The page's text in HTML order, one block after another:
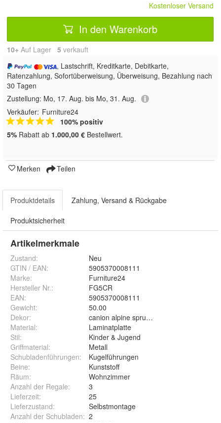
Kostenloser Versand
In den Warenkorb
10+ Auf Lager 5 verkauft
, Lastschrift, Kreditkarte, Debitkarte,
Ratenzahlung, Sofortüberweisung, Überweisung, Bezahlung nach
30 Tagen
Zustellung: Mo, 17. Aug. bis Mo, 31. Aug.
Verkäufer: Furniture24
100% positiv
5% Rabatt ab 1.000,00 € Bestellwert.
Merken Teilen
Produktdetails Zahlung, Versand & Rückgabe
Produktsicherheit
Artikelmerkmale
Zustand:
Neu
GTIN / EAN:
5905370008111
Marke:
Furniture24
Hersteller Nr.:
FG5CR
EAN:
5905370008111
Gewicht:
50.00
Dekor:
canion alpine spruce/raw steel
Material:
Laminatplatte
Stil:
Kinder & Jugend
Griffmaterial:
Metall
Schubladenführungen:
Kugelführungen
Beine:
Kunststoff
Räum:
Wohnzimmer
Anzahl der Regale:
3
Lieferzeit:
25
Lieferzustand:
Selbstmontage
Anzahl der Schubladen: 2